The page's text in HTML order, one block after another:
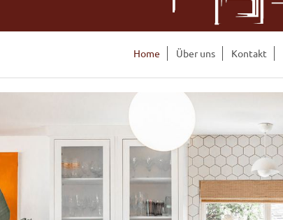
Home Über uns Kontakt